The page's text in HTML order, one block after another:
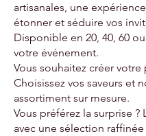
artisanales, une
étonner et séduire vos
Disponible en 20, 40, 60
votre événement.
Vous souhaitez créer
Choisissez vos saveurs et
assortiment sur mesure.
Vous préférez la surprise ?
avec une sélection